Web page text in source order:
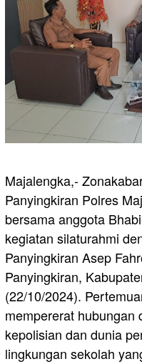
Majalengka,-
Panyingkiran Polres
bersama anggota
kegiatan silaturahmi
Panyingkiran Asep
Panyingkiran,
(22/10/2024).
mempererat hubungan
kepolisian dan dunia
lingkungan sekolah